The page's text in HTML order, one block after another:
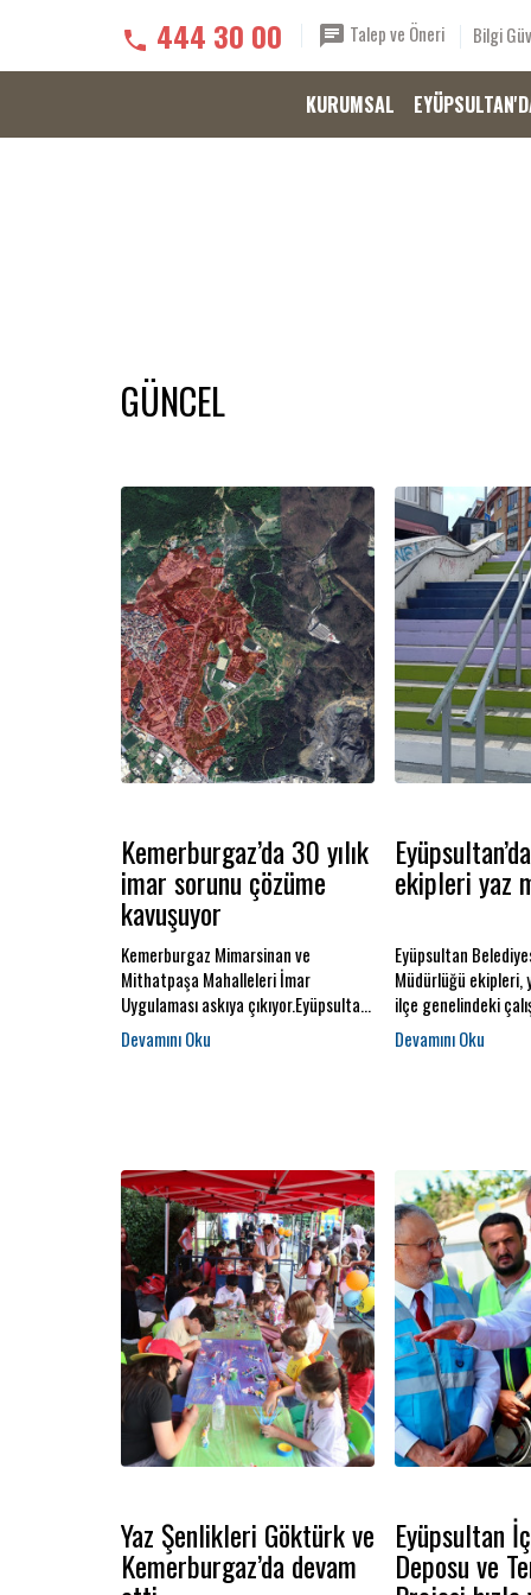
444 30 00 Talep ve Öneri Bilgi
KURUMSAL
GÜNCEL
Kemerburgaz’da 30 yılık
imar sorunu çözüme
kavuşuyor
Kemerburgaz Mimarsinan ve
Mithatpaşa Mahalleleri İmar
Uygulaması askıya çıkıyor.Eyüpsultan
Belediye Başkanı Dr. Mithat Bülent
Özmen, göreve geldiğinden itibaren
ediyor.
ekipleri yaz
Eyüpsultan
Müdürlüğü ekipleri,
ilçe genelindeki
bir tempoyla
Vatandaşların
etkin şekilde
Yaz Şenlikleri Göktürk ve
Kemerburgaz’da devam
Eyüpsultan
Deposu ve